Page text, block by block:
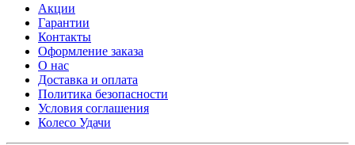
Акции
Гарантии
Контакты
Оформление заказа
О нас
Доставка и оплата
Политика безопасности
Условия соглашения
Колесо Удачи